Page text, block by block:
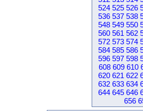
524 525 526
536 537 538
548 549 550
560 561 562
572 573 574
584 585 586
596 597 598
608 609 610
620 621 622
632 633 634
644 645 646
656